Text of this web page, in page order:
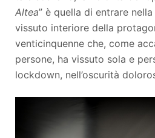
Altea” è quella di entrare
vissuto interiore della
venticinquenne che, come
persone, ha vissuto sola e
lockdown, nell’oscurità